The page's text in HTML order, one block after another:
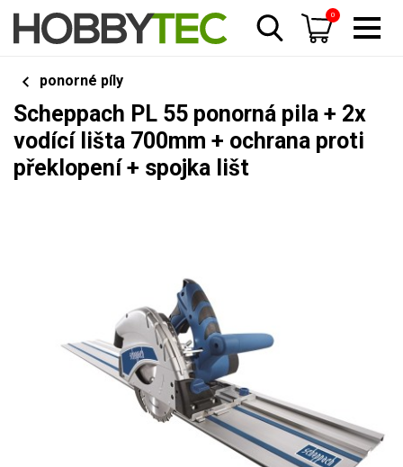
0
ponorné píly
Scheppach PL 55 ponorná pila + 2x
vodící lišta 700mm + ochrana proti
překlopení + spojka lišt